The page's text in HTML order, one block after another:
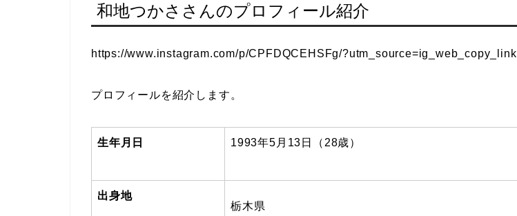
和地つかささんのプロフィール紹介
https://www.instagram.com/p/CPFDQCEHSFg/?utm_source=ig_web_copy_link
プロフィールを紹介します。
生年月日 1993年5月13日（28歳）
出身地
栃木県